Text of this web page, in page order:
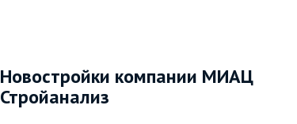
Новостройки компании МИАЦ
Стройанализ